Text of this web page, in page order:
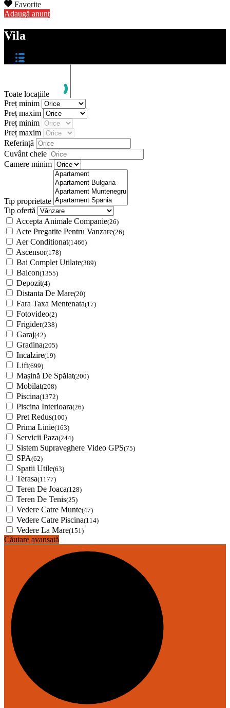
Favorite
Adaugă anunț
Vila
Toate locațiile
Preț minim
Preț maxim
Preț minim
Preț maxim
Referință
Cuvânt cheie
Camere minim
Tip proprietate
Tip ofertă
Accepta Animale Companie(26)
Acte Pregatite Pentru Vanzare(26)
Aer Conditionat(1466)
Ascensor(178)
Bai Complet Utilate(389)
Balcon(1355)
Depozit(4)
Distanta De Mare(20)
Fara Taxa Mentenata(17)
Fotovideo(2)
Frigider(238)
Garaj(42)
Gradina(205)
Incalzire(19)
Lift(699)
Mașină De Spălat(200)
Mobilat(208)
Piscina(1372)
Piscina Interioara(26)
Pret Redus(100)
Prima Linie(163)
Servicii Paza(244)
Sistem Supraveghere Video GPS(75)
SPA(62)
Spatii Utile(63)
Terasa(1177)
Teren De Joaca(128)
Teren De Tenis(25)
Vedere Catre Munte(47)
Vedere Catre Piscina(114)
Vedere La Mare(151)
Căutare avansată